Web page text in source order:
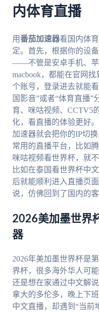
内体育直播
用番茄加速器看国内体
定。首先，根据你的设
——不管是安卓手机、苹
macbook，都能在官网
个账号，登录进去就能
国影音”或者“体育直播
育、咪咕视频、CCTV5
化，看直播的体验更好
加速器就会把你的IP切
常用的直播平台，比如
咪咕视频看世界杯，就
比如在泰国看世界杯中
后就能顺利进入直播页
说，仿佛回到了国内的客
2026美加墨世界
器
2026年美加墨世界杯是
界杯，很多海外华人可
还是想在家通过中文解
拿大的多伦多，晚上下
中文直播，却遇到“当前